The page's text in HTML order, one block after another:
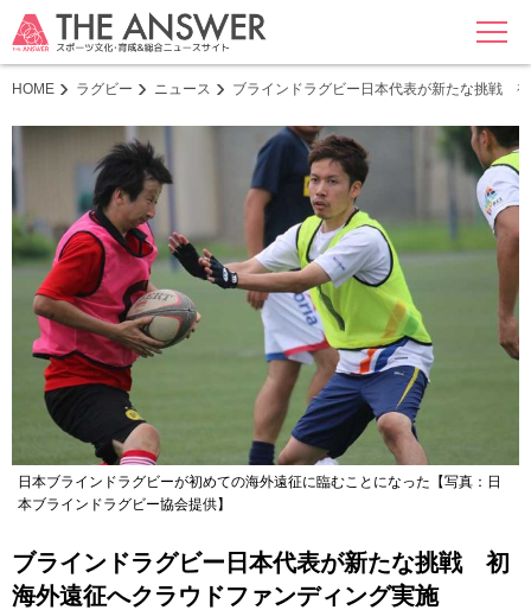
MENU
HOME ラグビー ニュース ブラインドラグビー日本代表が新たな挑戦
日本ブラインドラグビーが初めての海外遠征に臨むことになった【写真：日
本ブラインドラグビー協会提供】
ブラインドラグビー日本代表が新たな挑戦 初
海外遠征へクラウドファンディング実施